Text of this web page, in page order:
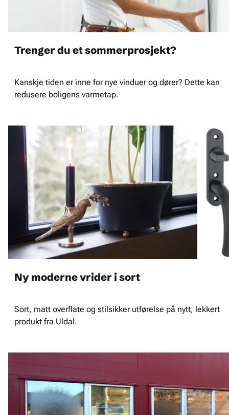
Trenger du et sommerprosjekt?
Kanskje tiden er inne for nye vinduer og dører? Dette kan
redusere boligens varmetap.
Ny moderne vrider i sort
Sort, matt overflate og stilsikker utførelse på nytt, lekkert
produkt fra Uldal.